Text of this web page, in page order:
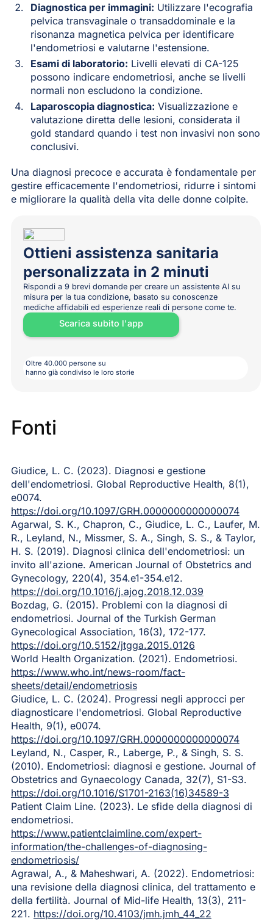
Diagnostica per immagini: Utilizzare l'ecografia
pelvica transvaginale o transaddominale e la
risonanza magnetica pelvica per identificare
l'endometriosi e valutarne l'estensione.
Esami di laboratorio: Livelli elevati di CA-125
possono indicare endometriosi, anche se livelli
normali non escludono la condizione.
Laparoscopia diagnostica: Visualizzazione e
valutazione diretta delle lesioni, considerata il
gold standard quando i test non invasivi non sono
conclusivi.
Una diagnosi precoce e accurata è fondamentale per
gestire efficacemente l'endometriosi, ridurre i sintomi
e migliorare la qualità della vita delle donne colpite.
Ottieni assistenza sanitaria
personalizzata in 2 minuti
Rispondi a 9 brevi domande per creare un assistente AI su
misura per la tua condizione, basato su conoscenze
mediche affidabili ed esperienze reali di persone come te.
Scarica subito l'app
Oltre 40.000 persone su
hanno già condiviso le loro storie
Fonti
Giudice, L. C. (2023). Diagnosi e gestione
dell'endometriosi. Global Reproductive Health, 8(1),
e0074.
https://doi.org/10.1097/GRH.0000000000000074
Agarwal, S. K., Chapron, C., Giudice, L. C., Laufer, M.
R., Leyland, N., Missmer, S. A., Singh, S. S., & Taylor,
H. S. (2019). Diagnosi clinica dell'endometriosi: un
invito all'azione. American Journal of Obstetrics and
Gynecology, 220(4), 354.e1-354.e12.
https://doi.org/10.1016/j.ajog.2018.12.039
Bozdag, G. (2015). Problemi con la diagnosi di
endometriosi. Journal of the Turkish German
Gynecological Association, 16(3), 172-177.
https://doi.org/10.5152/jtgga.2015.0126
World Health Organization. (2021). Endometriosi.
https://www.who.int/news-room/fact-
sheets/detail/endometriosis
Giudice, L. C. (2024). Progressi negli approcci per
diagnosticare l'endometriosi. Global Reproductive
Health, 9(1), e0074.
https://doi.org/10.1097/GRH.0000000000000074
Leyland, N., Casper, R., Laberge, P., & Singh, S. S.
(2010). Endometriosi: diagnosi e gestione. Journal of
Obstetrics and Gynaecology Canada, 32(7), S1-S3.
https://doi.org/10.1016/S1701-2163(16)34589-3
Patient Claim Line. (2023). Le sfide della diagnosi di
endometriosi.
https://www.patientclaimline.com/expert-
information/the-challenges-of-diagnosing-
endometriosis/
Agrawal, A., & Maheshwari, A. (2022). Endometriosi:
una revisione della diagnosi clinica, del trattamento e
della fertilità. Journal of Mid-life Health, 13(3), 211-
221. https://doi.org/10.4103/jmh.jmh_44_22